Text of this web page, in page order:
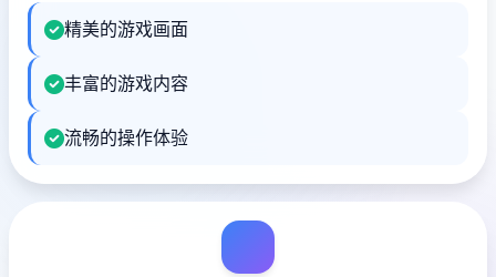
精美的游戏画面
丰富的游戏内容
流畅的操作体验